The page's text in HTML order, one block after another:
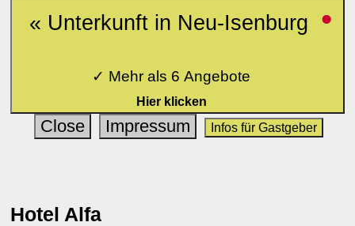
« Unterkunft in Neu-Isenburg •
✓ Mehr als 6 Angebote
Hier klicken
Close Impressum Infos für Gastgeber
Hotel Alfa